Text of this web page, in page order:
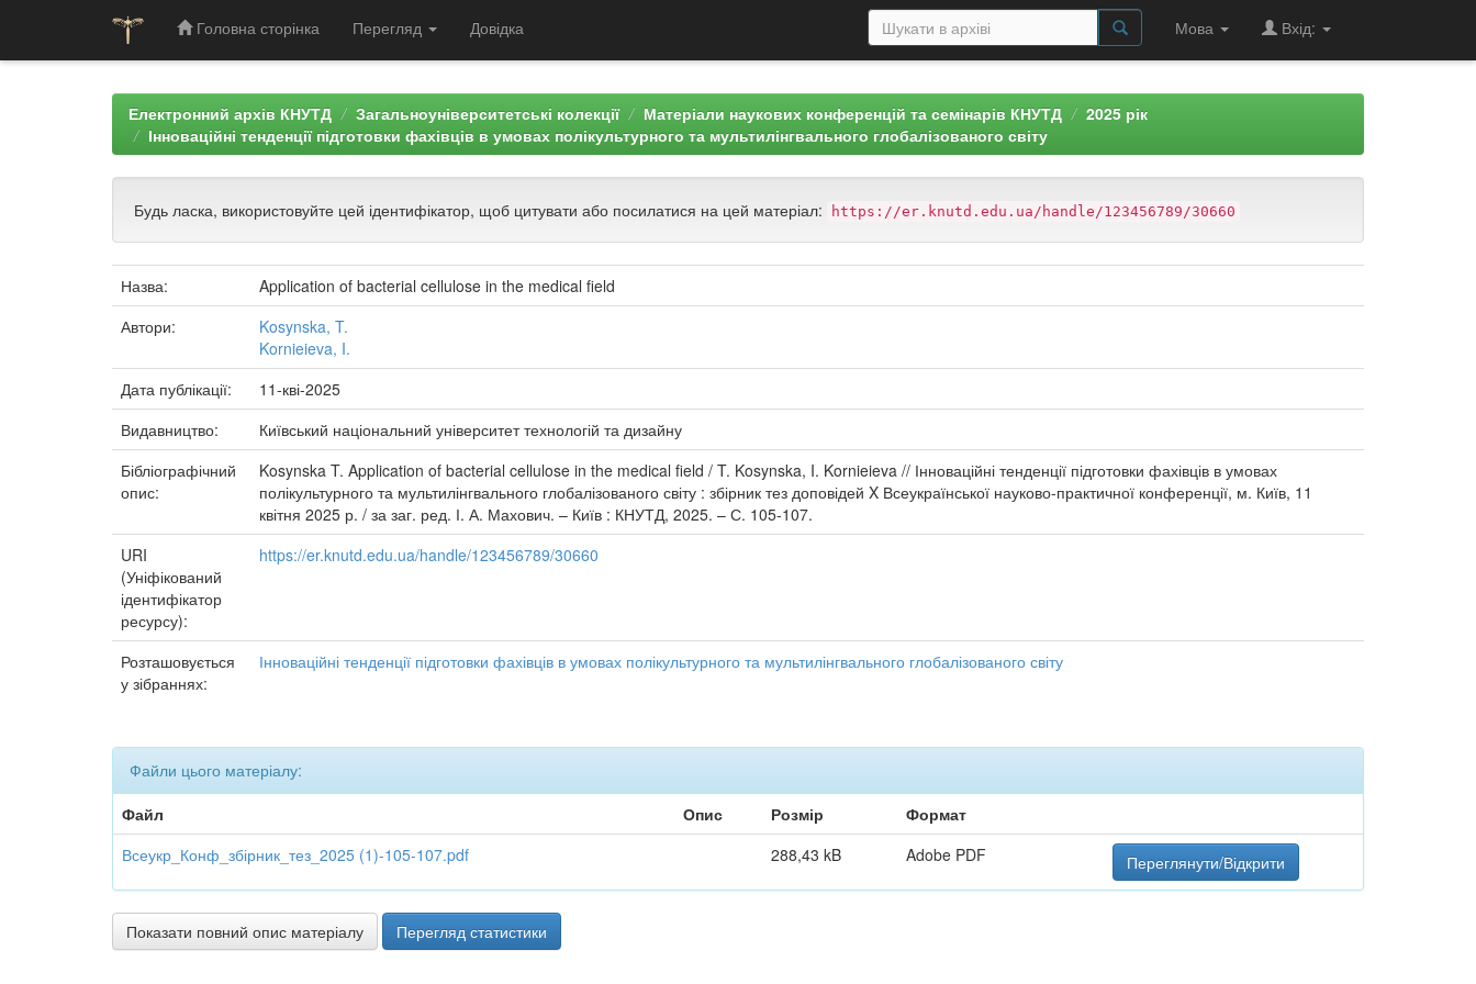
Головна сторінка Перегляд Довідка Мова Вхід:
Електронний архів КНУТД Загальноуніверситетські колекції Матеріали наукових конференцій та семінарів КНУТД
2025 рік
Інноваційні тенденції підготовки фахівців в умовах полікультурного та мультилінгвального глобалізованого світу
Будь ласка, використовуйте цей ідентифікатор, щоб цитувати або посилатися на цей матеріал: https://er.knutd.edu.ua/handle/123456789/30660
Назва:
Application of bacterial cellulose in the medical field
Автори:
Kosynska, T.
Kornieieva, I.
Дата публікації:
11-кві-2025
Видавництво:
Київський національний університет технологій та дизайну
Бібліографічний
опис:
Kosynska T. Application of bacterial cellulose in the medical field / T. Kosynska, I. Kornieieva // Інноваційні тенденції підготовки фахівців в умовах
полікультурного та мультилінгвального глобалізованого світу : збірник тез доповідей X Всеукраїнської науково-практичної конференції, м. Київ, 11
квітня 2025 р. / за заг. ред. І. А. Махович. – Київ : КНУТД, 2025. – С. 105-107.
URI
(Уніфікований
ідентифікатор
ресурсу):
https://er.knutd.edu.ua/handle/123456789/30660
Розташовується
у зібраннях:
Інноваційні тенденції підготовки фахівців в умовах полікультурного та мультилінгвального глобалізованого світу
Файли цього матеріалу:
Файл
Опис Розмір
Формат
Всеукр_Конф_збірник_тез_2025 (1)-105-107.pdf
288,43 kB Adobe PDF Переглянути/Відкрити
Показати повний опис матеріалу Перегляд статистики